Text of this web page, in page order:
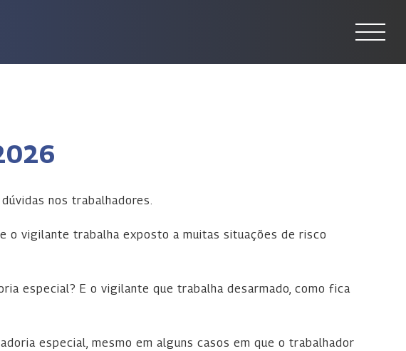
nos trabalhadores.
o vigilante trabalha exposto a muitas situações de risco
especial? E o vigilante que trabalha desarmado, como fica
especial, mesmo em alguns casos em que o trabalhador